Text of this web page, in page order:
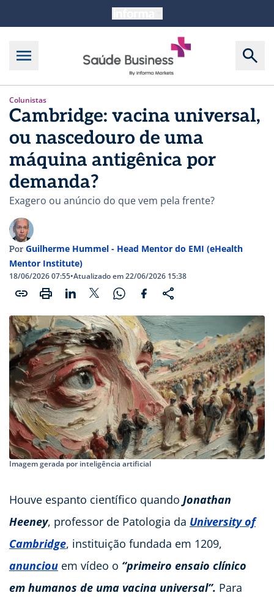
Colunistas
Cambridge: vacina universal,
ou nascedouro de uma
máquina antigênica por
demanda?
Exagero ou anúncio do que vem pela frente?
Por Guilherme Hummel - Head Mentor do EMI (eHealth
Mentor Institute)
18/06/2026 07:55•Atualizado em 22/06/2026 15:38
Imagem gerada por inteligência artificial
Houve espanto científico quando Jonathan
Heeney, professor de Patologia da University of
Cambridge, instituição fundada em 1209,
anunciou em vídeo o “primeiro ensaio clínico
em humanos de uma vacina universal”. Para